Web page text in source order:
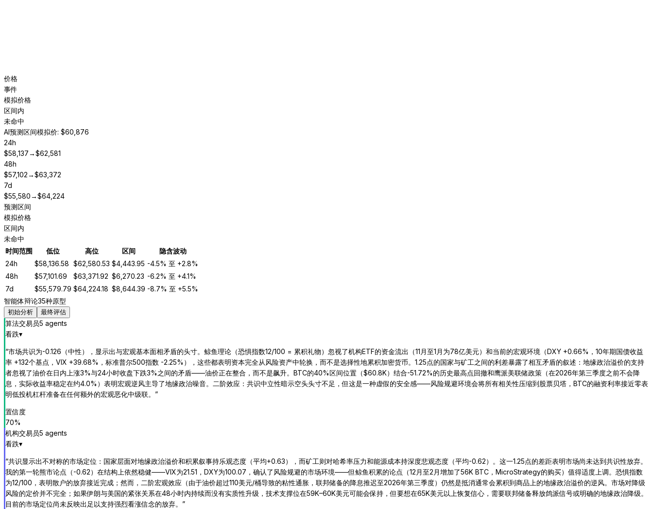
价格
事件
模拟价格
区间内
未命中
AI预测区间模拟价: $60,876
24h
$58,137→$62,581
48h
$57,102→$63,372
7d
$55,580→$64,224
预测区间
模拟价格
区间内
未命中
时间范围
低位 高位 区间
隐含波动
24h
$58,136.58 $62,580.53 $4,443.95 -4.5% 至 +2.8%
48h
$57,101.69 $63,371.92 $6,270.23 -6.2% 至 +4.1%
7d
$55,579.79 $64,224.18 $8,644.39 -8.7% 至 +5.5%
智能体辩论35种原型
初始分析 最终评估
算法交易员5 agents
看跌▾
“市场共识为-0.126（中性），显示出与宏观基本面相矛盾的头寸。鲸鱼理论（恐惧指数12/100 = 累积礼物）忽视了机构ETF的资金流出（11月至1月为78亿美元）和当前的宏观环境（DXY +0.66%，10年期国债收益
率 +132个基点，VIX +39.68%，标准普尔500指数 -2.25%），这些都表明资本完全从风险资产中轮换，而不是选择性地累积加密货币。1.25点的国家与矿工之间的利差暴露了相互矛盾的叙述：地缘政治溢价的支持
者忽视了油价在日内上涨3%与24小时收盘下跌3%之间的矛盾——油价正在整合，而不是飙升。BTC的40%区间位置（$60.8K）结合-51.72%的历史最高点回撤和鹰派美联储政策（在2026年第三季度之前不会降
息，实际收益率稳定在约4.0%）表明宏观逆风主导了地缘政治噪音。二阶效应：共识中立性暗示空头头寸不足，但这是一种虚假的安全感——风险规避环境会将所有相关性压缩到股票贝塔，BTC的融资利率接近零表
明低投机杠杆准备在任何额外的宏观恶化中级联。 ”
置信度
70%
机构交易员5 agents
看跌▾
“共识显示出不对称的市场定位：国家层面对地缘政治溢价和积累叙事持乐观态度（平均+0.63），而矿工则对哈希率压力和能源成本持深度悲观态度（平均-0.62）。这一1.25点的差距表明市场尚未达到共识性放弃。
我的第一轮熊市论点（-0.62）在结构上依然稳健——VIX为21.51，DXY为100.07，确认了风险规避的市场环境——但鲸鱼积累的论点（12月至2月增加了56K BTC，MicroStrategy的购买）值得适度上调。恐惧指数
为12/100，表明散户的放弃接近完成；然而，二阶宏观效应（由于油价超过110美元/桶导致的粘性通胀，联邦储备的降息推迟至2026年第三季度）仍然是抵消通常会累积到商品上的地缘政治溢价的逆风。市场对降级
风险的定价并不完全；如果伊朗与美国的紧张关系在48小时内持续而没有实质性升级，技术支撑位在59K–60K美元可能会保持，但要想在65K美元以上恢复信心，需要联邦储备释放鸽派信号或明确的地缘政治降级。
目前的市场定位尚未反映出足以支持强烈看涨信念的放弃。 ”